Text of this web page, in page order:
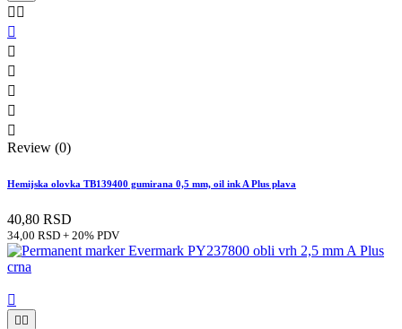
 






Review (0)
Hemijska olovka TB139400 gumirana 0,5 mm, oil ink A Plus plava
40,80 RSD
34,00 RSD + 20% PDV

 